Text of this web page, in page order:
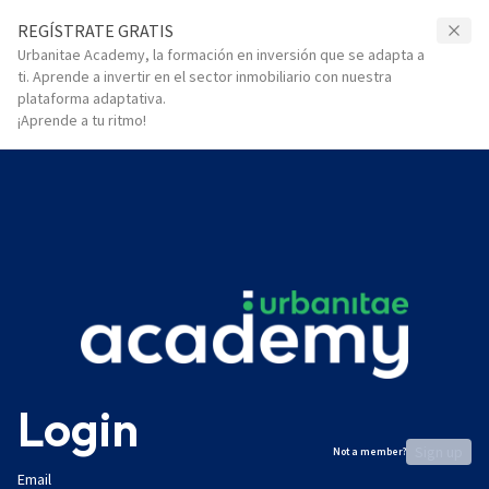
REGÍSTRATE GRATIS
Urbanitae Academy, la formación en inversión que se adapta a
ti. Aprende a invertir en el sector inmobiliario con nuestra
plataforma adaptativa.
¡Aprende a tu ritmo!
Login Not a member?
Email